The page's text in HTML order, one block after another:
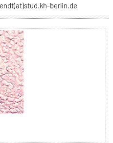
berlin.de